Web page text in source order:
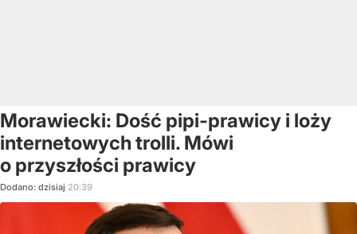
Morawiecki: Dość pipi-prawicy i loży
internetowych trolli. Mówi
o przyszłości prawicy
Dodano: dzisiaj 20:39